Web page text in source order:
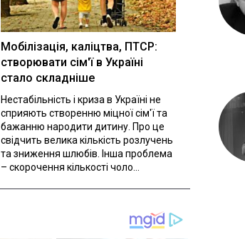
Мобілізація, каліцтва, ПТСР:
створювати сім'ї в Україні
стало складніше
Нестабільність і криза в Україні не
сприяють створенню міцної сім'ї та
бажанню народити дитину. Про це
свідчить велика кількість розлучень
та зниження шлюбів. Інша проблема
– скорочення кількості чоло...